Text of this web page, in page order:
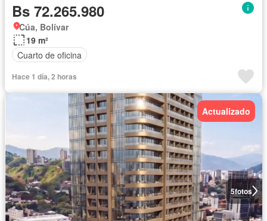
Bs 72.265.980
Cúa, Bolívar
19 m²
Cuarto de oficina
Hace 1 día, 2 horas
5fotos
Actualizado